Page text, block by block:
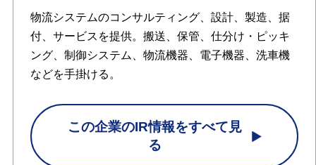
物流システムのコンサルティング、設計、製造、据
付、サービスを提供。搬送、保管、仕分け・ピッキ
ング、制御システム、物流機器、電子機器、洗車機
などを手掛ける。
この企業のIR情報をすべて見
る